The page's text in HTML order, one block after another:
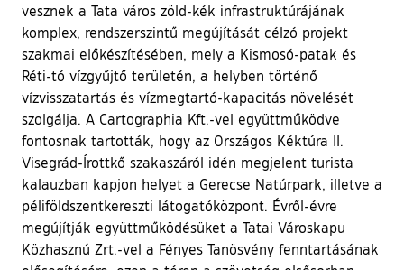
vesznek a Tata város zöld-kék infrastruktúrájának
komplex, rendszerszintű megújítását célzó projekt
szakmai előkészítésében, mely a Kismosó-patak és
Réti-tó vízgyűjtő területén, a helyben történő
vízvisszatartás és vízmegtartó-kapacitás növelését
szolgálja. A Cartographia Kft.-vel együttműködve
fontosnak tartották, hogy az Országos Kéktúra II.
Visegrád-Írottkő szakaszáról idén megjelent turista
kalauzban kapjon helyet a Gerecse Natúrpark, illetve a
péliföldszentkereszti látogatóközpont. Évről-évre
megújítják együttműködésüket a Tatai Városkapu
Közhasznú Zrt.-vel a Fényes Tanösvény fenntartásának